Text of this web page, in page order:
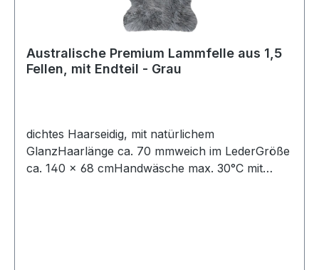
Australische Premium Lammfelle aus 1,5
Fellen, mit Endteil - Grau
dichtes Haarseidig, mit natürlichem
GlanzHaarlänge ca. 70 mmweich im LederGröße
ca. 140 × 68 cmHandwäsche max. 30°C mit